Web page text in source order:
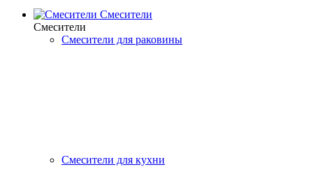
Смесители
Смесители
Смесители для раковины
Смесители для кухни